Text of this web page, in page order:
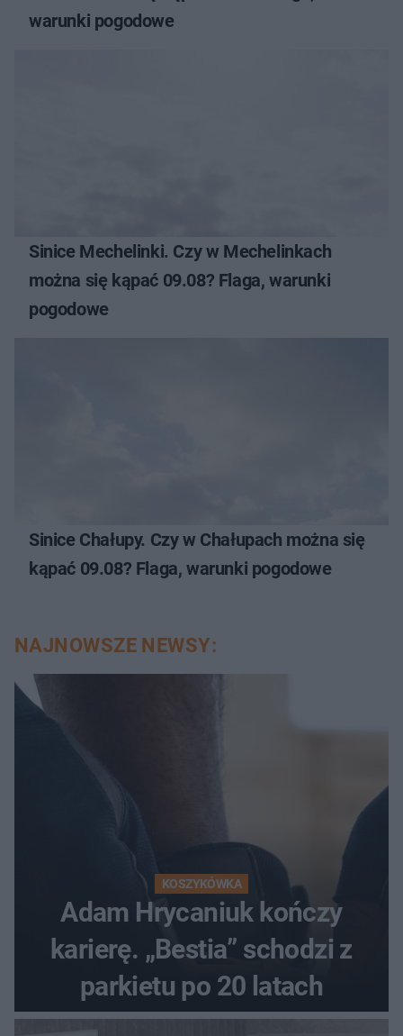
warunki pogodowe
Sinice Mechelinki. Czy w Mechelinkach
można się kąpać 09.08? Flaga, warunki
pogodowe
Sinice Chałupy. Czy w Chałupach można się
kąpać 09.08? Flaga, warunki pogodowe
NAJNOWSZE NEWSY:
KOSZYKÓWKA
Adam Hrycaniuk kończy
karierę. „Bestia” schodzi z
parkietu po 20 latach